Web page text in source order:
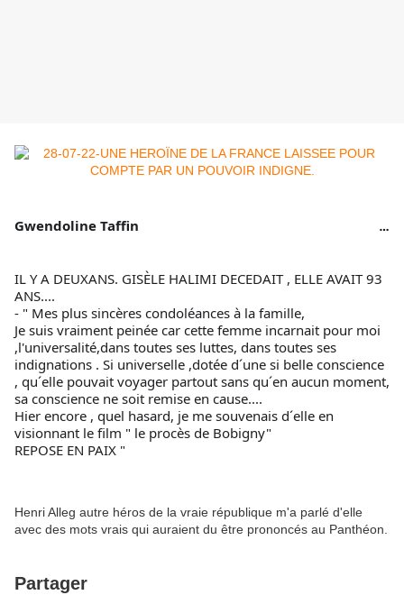
Gwendoline Taffin
IL Y A DEUXANS. GISÈLE HALIMI DECEDAIT , ELLE AVAIT 93
ANS....
- " Mes plus sincères condoléances à la famille,
Je suis vraiment peinée car cette femme incarnait pour moi
,l'universalité,dans toutes ses luttes, dans toutes ses
indignations . Si universelle ,dotée d´une si belle conscience
, qu´elle pouvait voyager partout sans qu´en aucun moment,
sa conscience ne soit remise en cause....
Hier encore , quel hasard, je me souvenais d´elle en
visionnant le film " le procès de Bobigny"
REPOSE EN PAIX "
Henri Alleg autre héros de la vraie république m'a parlé d'elle
avec des mots vrais qui auraient du être prononcés au Panthéon.
Partager